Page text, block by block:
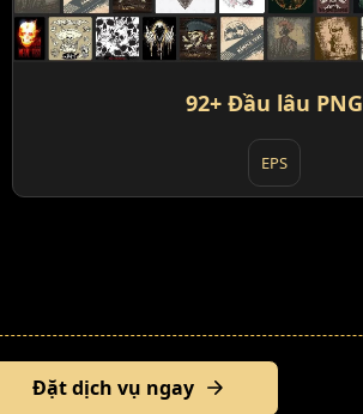
92+ Đầu lâu PNG
EPS
Đặt dịch vụ ngay